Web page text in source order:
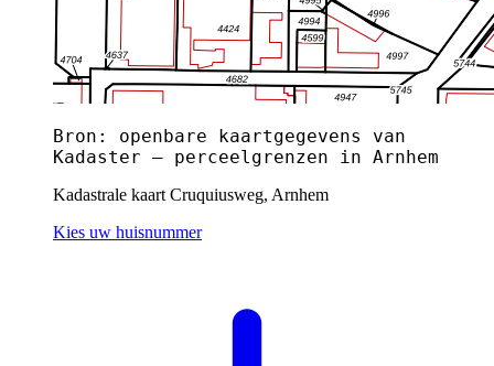
Bron: openbare kaartgegevens van
Kadaster — perceelgrenzen in Arnhem
Kadastrale kaart Cruquiusweg, Arnhem
Kies uw huisnummer